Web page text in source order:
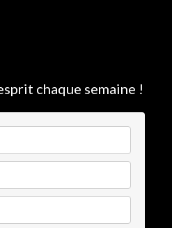
chaque semaine !